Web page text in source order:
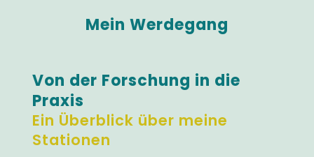
Mein Werdegang
Von der Forschung in die
Praxis
Ein Überblick über meine
Stationen